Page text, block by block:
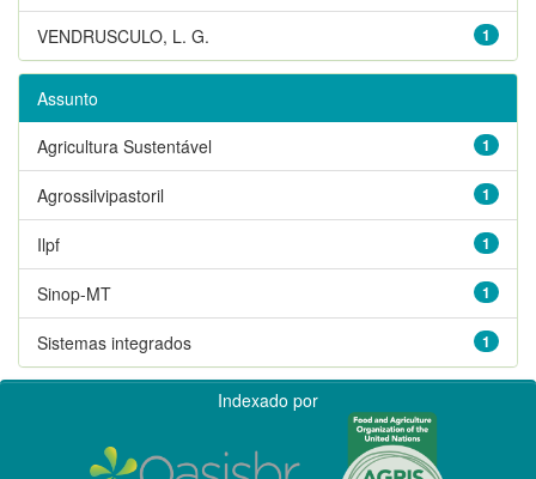
1
VENDRUSCULO, L. G.
Assunto
1
Agricultura Sustentável
1
Agrossilvipastoril
1
Ilpf
1
Sinop-MT
1
Sistemas integrados
Indexado por